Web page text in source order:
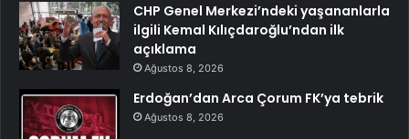
CHP Genel Merkezi’ndeki yaşananlarla
ilgili Kemal Kılıçdaroğlu’ndan ilk
açıklama
Ağustos 8, 2026
Erdoğan’dan Arca Çorum FK’ya tebrik
Ağustos 8, 2026